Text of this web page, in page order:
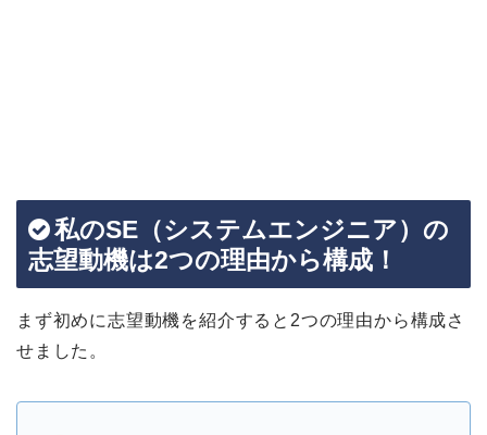
私のSE（システムエンジニア）の
志望動機は2つの理由から構成！
まず初めに志望動機を紹介すると2つの理由から構成さ
せました。